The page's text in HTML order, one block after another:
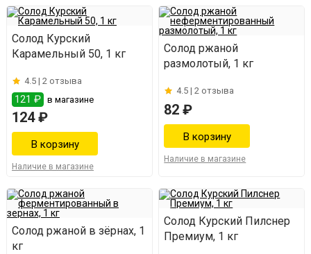
Солод Курский
Карамельный 50, 1 кг
4.5 | 2 отзыва
121 ₽ в магазине
124 ₽
Наличие в магазине
Солод ржаной
размолотый, 1 кг
4.5 |2 отзыва
82 ₽
Наличие в магазине
Солод ржаной в зёрнах, 1
кг
Солод Курский Пилснер
Премиум, 1 кг